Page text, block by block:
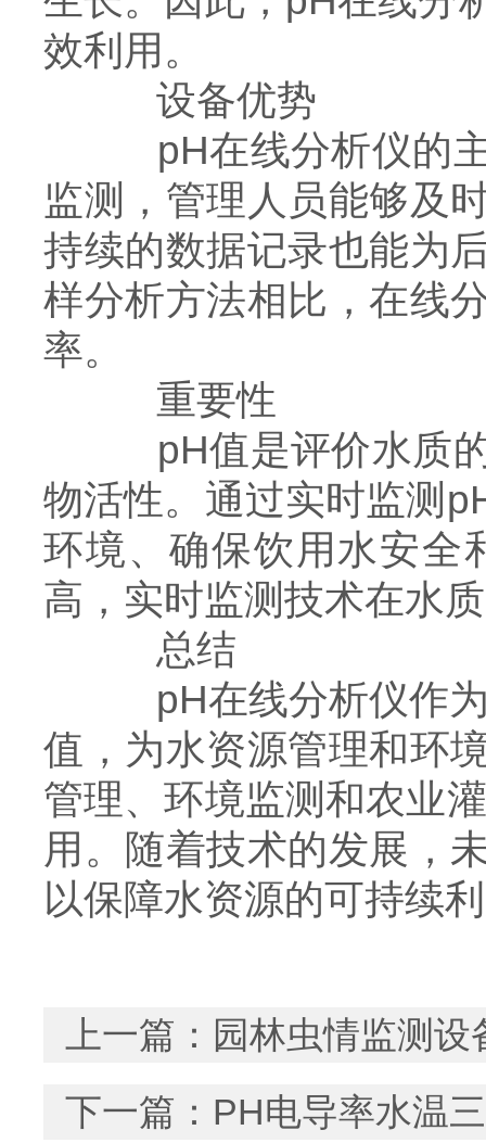
效利用。
设备优势
pH在线分析仪的主
监测，管理人员能够及
持续的数据记录也能为
样分析方法相比，在线
率。
重要性
pH值是评价水质的
物活性。通过实时监测
环境、确保饮用水安全
高，实时监测技术在水
总结
pH在线分析仪作为
值，为水资源管理和环
管理、环境监测和农业
用。随着技术的发展，
以保障水资源的可持续
上一篇： 园林虫情监测
下一篇： PH电导率水温